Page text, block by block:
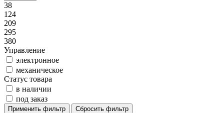
38
124
209
295
380
Управление
электронное
механическое
Статус товара
в наличии
под заказ